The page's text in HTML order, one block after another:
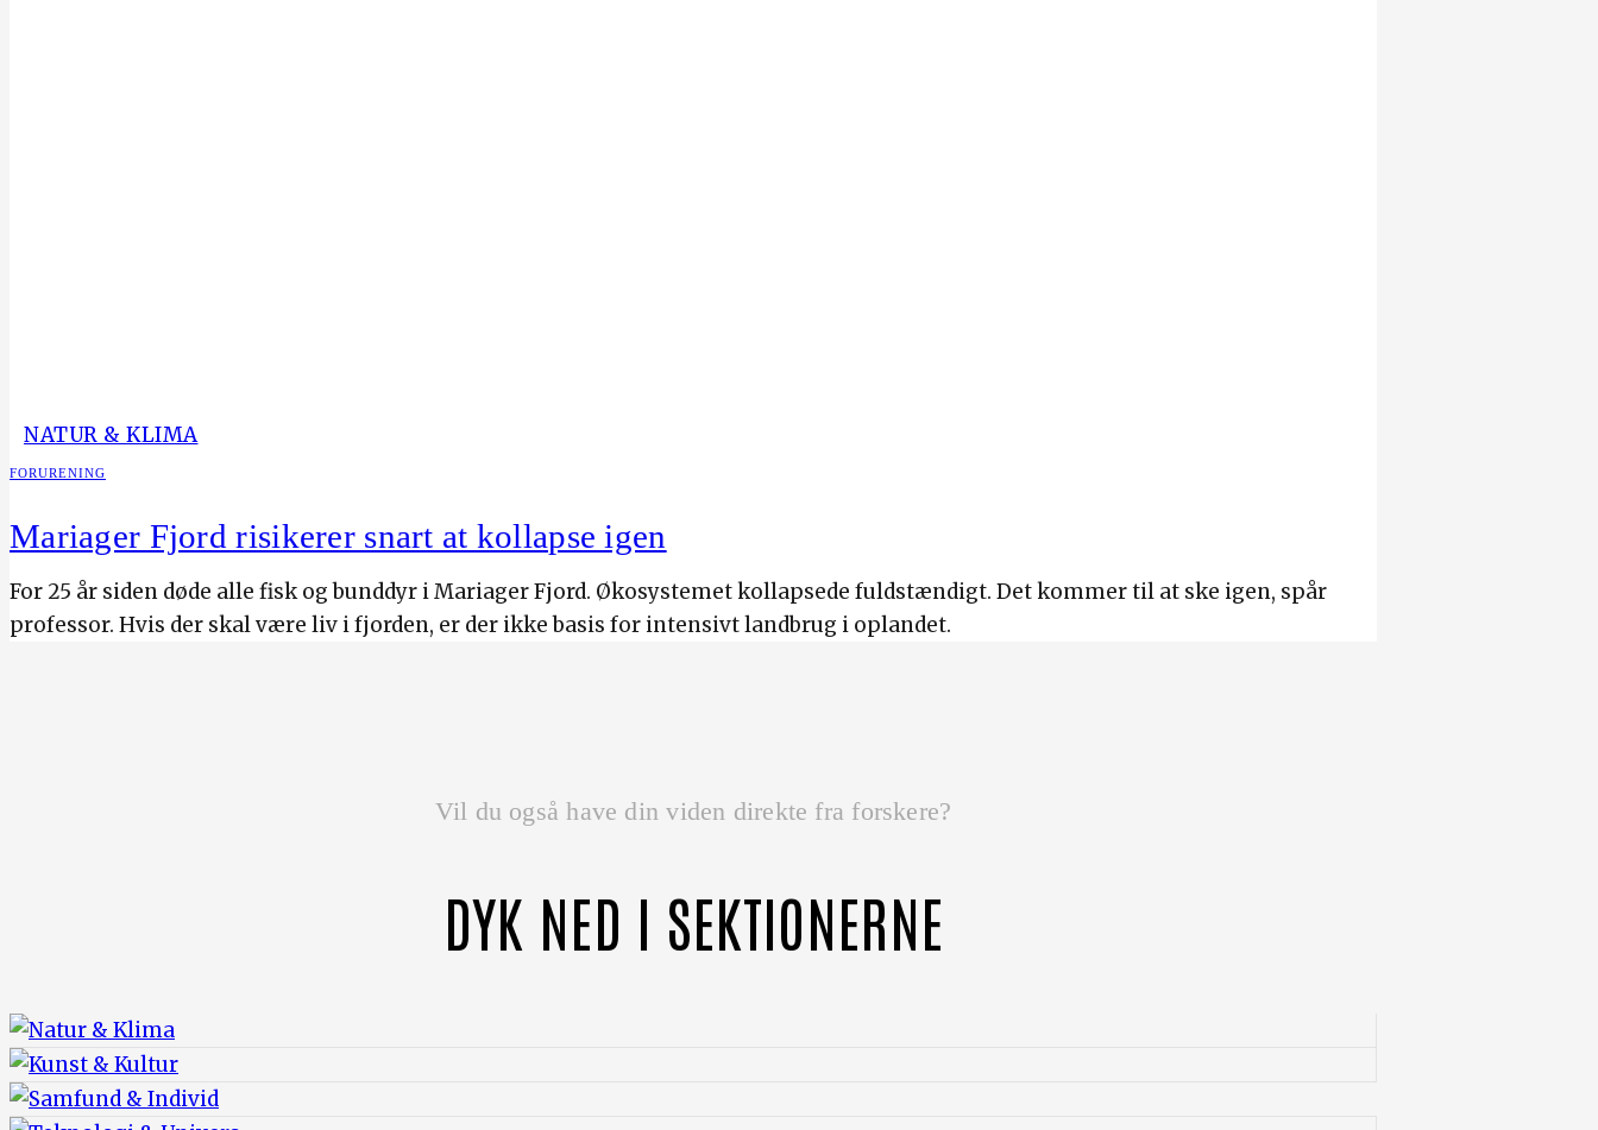
NATUR & KLIMA
FORURENING
Mariager Fjord risikerer snart at kollapse igen
For 25 år siden døde alle fisk og bunddyr i Mariager Fjord. Økosystemet kollapsede fuldstændigt. Det kommer til at ske igen, spår
professor. Hvis der skal være liv i fjorden, er der ikke basis for intensivt landbrug i oplandet.
Vil du også have din viden direkte fra forskere?
DYK NED I SEKTIONERNE